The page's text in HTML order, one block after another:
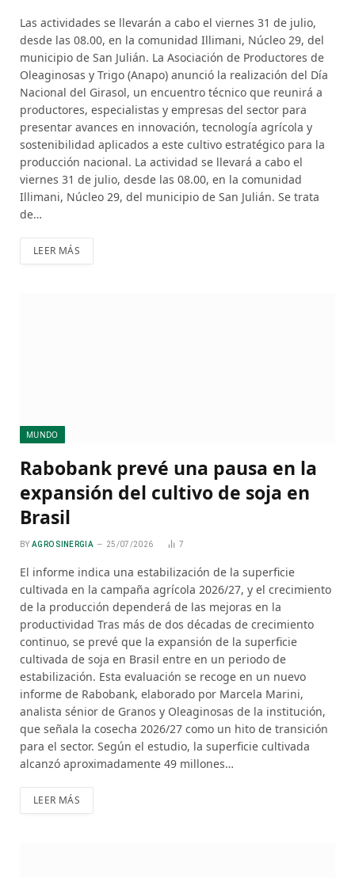
Las actividades se llevarán a cabo el viernes 31 de julio,
desde las 08.00, en la comunidad Illimani, Núcleo 29, del
municipio de San Julián. La Asociación de Productores de
Oleaginosas y Trigo (Anapo) anunció la realización del Día
Nacional del Girasol, un encuentro técnico que reunirá a
productores, especialistas y empresas del sector para
presentar avances en innovación, tecnología agrícola y
sostenibilidad aplicados a este cultivo estratégico para la
producción nacional. La actividad se llevará a cabo el
viernes 31 de julio, desde las 08.00, en la comunidad
Illimani, Núcleo 29, del municipio de San Julián. Se trata
de…
LEER MÁS
MUNDO
Rabobank prevé una pausa en la
expansión del cultivo de soja en
Brasil
BY AGRO SINERGIA 25/07/2026 7
El informe indica una estabilización de la superficie
cultivada en la campaña agrícola 2026/27, y el crecimiento
de la producción dependerá de las mejoras en la
productividad Tras más de dos décadas de crecimiento
continuo, se prevé que la expansión de la superficie
cultivada de soja en Brasil entre en un periodo de
estabilización. Esta evaluación se recoge en un nuevo
informe de Rabobank, elaborado por Marcela Marini,
analista sénior de Granos y Oleaginosas de la institución,
que señala la cosecha 2026/27 como un hito de transición
para el sector. Según el estudio, la superficie cultivada
alcanzó aproximadamente 49 millones…
LEER MÁS